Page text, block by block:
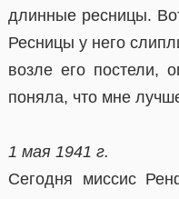
длинные ресницы.
Ресницы у него
возле его постели,
поняла, что мне
1 мая 1941 г.
Сегодня миссис